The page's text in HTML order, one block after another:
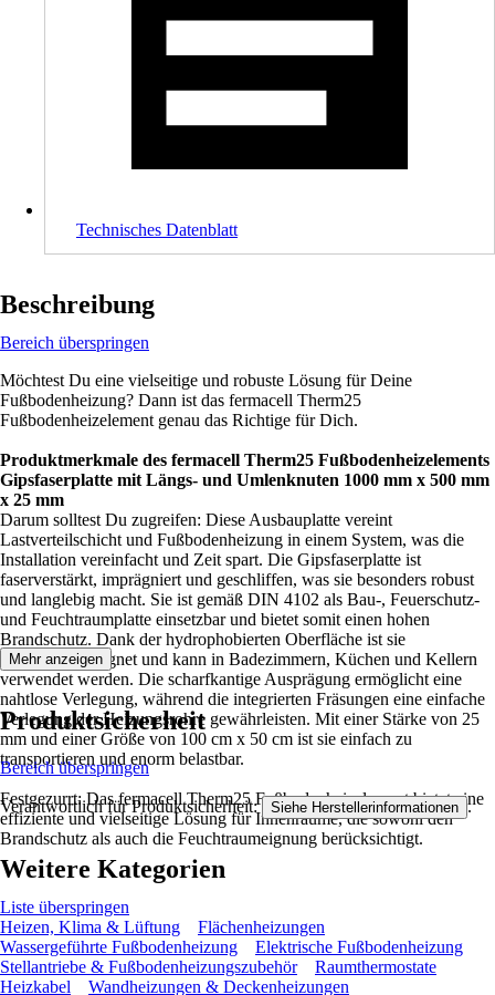
Technisches Datenblatt
Beschreibung
Bereich überspringen
Möchtest Du eine vielseitige und robuste Lösung für Deine
Fußbodenheizung? Dann ist das fermacell Therm25
Fußbodenheizelement genau das Richtige für Dich.
Produktmerkmale des fermacell Therm25 Fußbodenheizelements
Gipsfaserplatte mit Längs- und Umlenknuten 1000 mm x 500 mm
x 25 mm
Darum solltest Du zugreifen: Diese Ausbauplatte vereint
Lastverteilschicht und Fußbodenheizung in einem System, was die
Installation vereinfacht und Zeit spart. Die Gipsfaserplatte ist
faserverstärkt, imprägniert und geschliffen, was sie besonders robust
und langlebig macht. Sie ist gemäß DIN 4102 als Bau-, Feuerschutz-
und Feuchtraumplatte einsetzbar und bietet somit einen hohen
Brandschutz. Dank der hydrophobierten Oberfläche ist sie
feuchtraumgeeignet und kann in Badezimmern, Küchen und Kellern
verwendet werden. Die scharfkantige Ausprägung ermöglicht eine
nahtlose Verlegung, während die integrierten Fräsungen eine einfache
Verlegung der Heizungsrohre gewährleisten. Mit einer Stärke von 25
mm und einer Größe von 100 cm x 50 cm ist sie einfach zu
transportieren und enorm belastbar.
Festgezurrt: Das fermacell Therm25 Fußbodenheizelement bietet eine
effiziente und vielseitige Lösung für Innenräume, die sowohl den
Brandschutz als auch die Feuchtraumeignung berücksichtigt.
Mehr anzeigen
Produktsicherheit
Bereich überspringen
Verantwortlich für Produktsicherheit: Siehe Herstellerinformationen .
Weitere Kategorien
Liste überspringen
Heizen, Klima & Lüftung
Flächenheizungen
Wassergeführte Fußbodenheizung
Elektrische Fußbodenheizung
Stellantriebe & Fußbodenheizungszubehör
Raumthermostate
Heizkabel
Wandheizungen & Deckenheizungen